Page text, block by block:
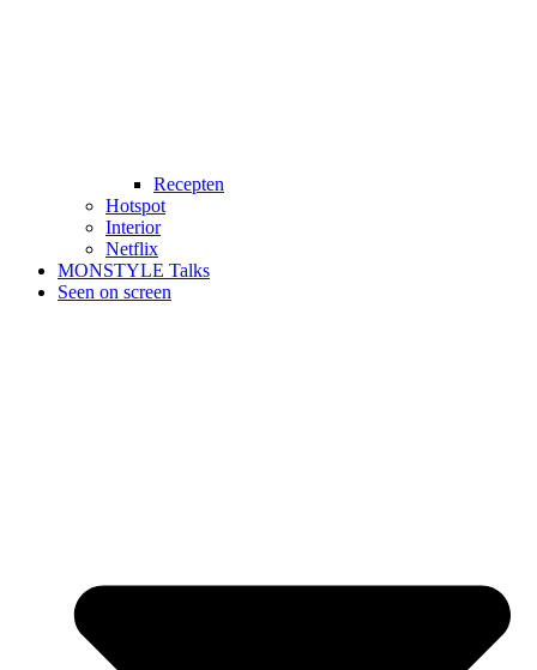
Recepten
Hotspot
Interior
Netflix
MONSTYLE Talks
Seen on screen